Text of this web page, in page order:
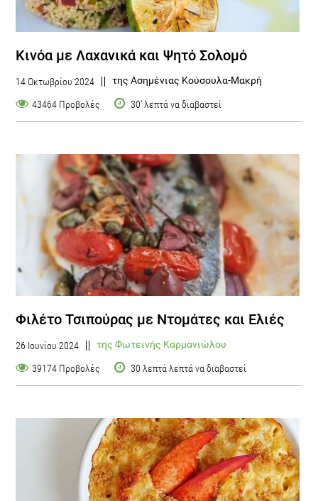
Κινόα με Λαχανικά και Ψητό Σολομό
14 Οκτωβρίου 2024 της Ασημένιας Κούσουλα-Μακρή
43464 Προβολές 30' λεπτά να διαβαστεί
Φιλέτο Τσιπούρας με Ντομάτες και Ελιές
26 Ιουνίου 2024 της Φωτεινής Καρμανιώλου
39174 Προβολές 30 λεπτά λεπτά να διαβαστεί